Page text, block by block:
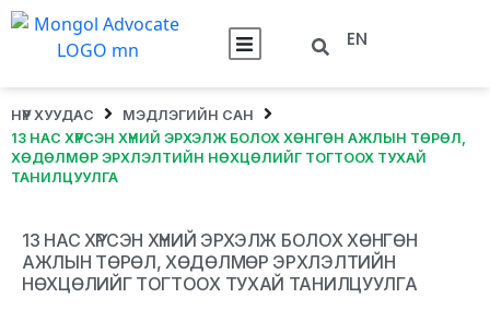
EN
НҮҮР ХУУДАС
МЭДЛЭГИЙН САН
13 НАС ХҮРСЭН ХҮНИЙ ЭРХЭЛЖ БОЛОХ ХӨНГӨН АЖЛЫН ТӨРӨЛ,
ХӨДӨЛМӨР ЭРХЛЭЛТИЙН НӨХЦӨЛИЙГ ТОГТООХ ТУХАЙ
ТАНИЛЦУУЛГА
13 НАС ХҮРСЭН ХҮНИЙ ЭРХЭЛЖ БОЛОХ ХӨНГӨН
АЖЛЫН ТӨРӨЛ, ХӨДӨЛМӨР ЭРХЛЭЛТИЙН
НӨХЦӨЛИЙГ ТОГТООХ ТУХАЙ ТАНИЛЦУУЛГА